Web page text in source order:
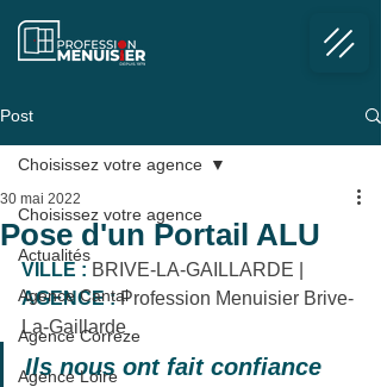
Post
Choisissez votre agence
Actualités
Agence Cantal
Agence Corrèze
Agence Loire
Choisissez votre agence
Pose d'un Portail ALU
30 mai 2022
VILLE : BRIVE-LA-GAILLARDE |
AGENCE : Profession Menuisier Brive-
La-Gaillarde
Ils nous ont fait confiance